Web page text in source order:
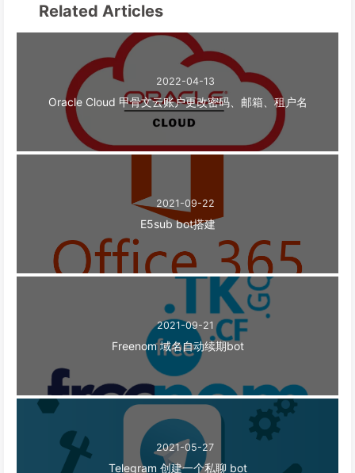
Related Articles
2022-04-13
Oracle Cloud 甲骨文云账户更改密码、邮箱、租户名
2021-09-22
E5sub bot搭建
2021-09-21
Freenom 域名自动续期bot
2021-05-27
Telegram 创建一个私聊 bot